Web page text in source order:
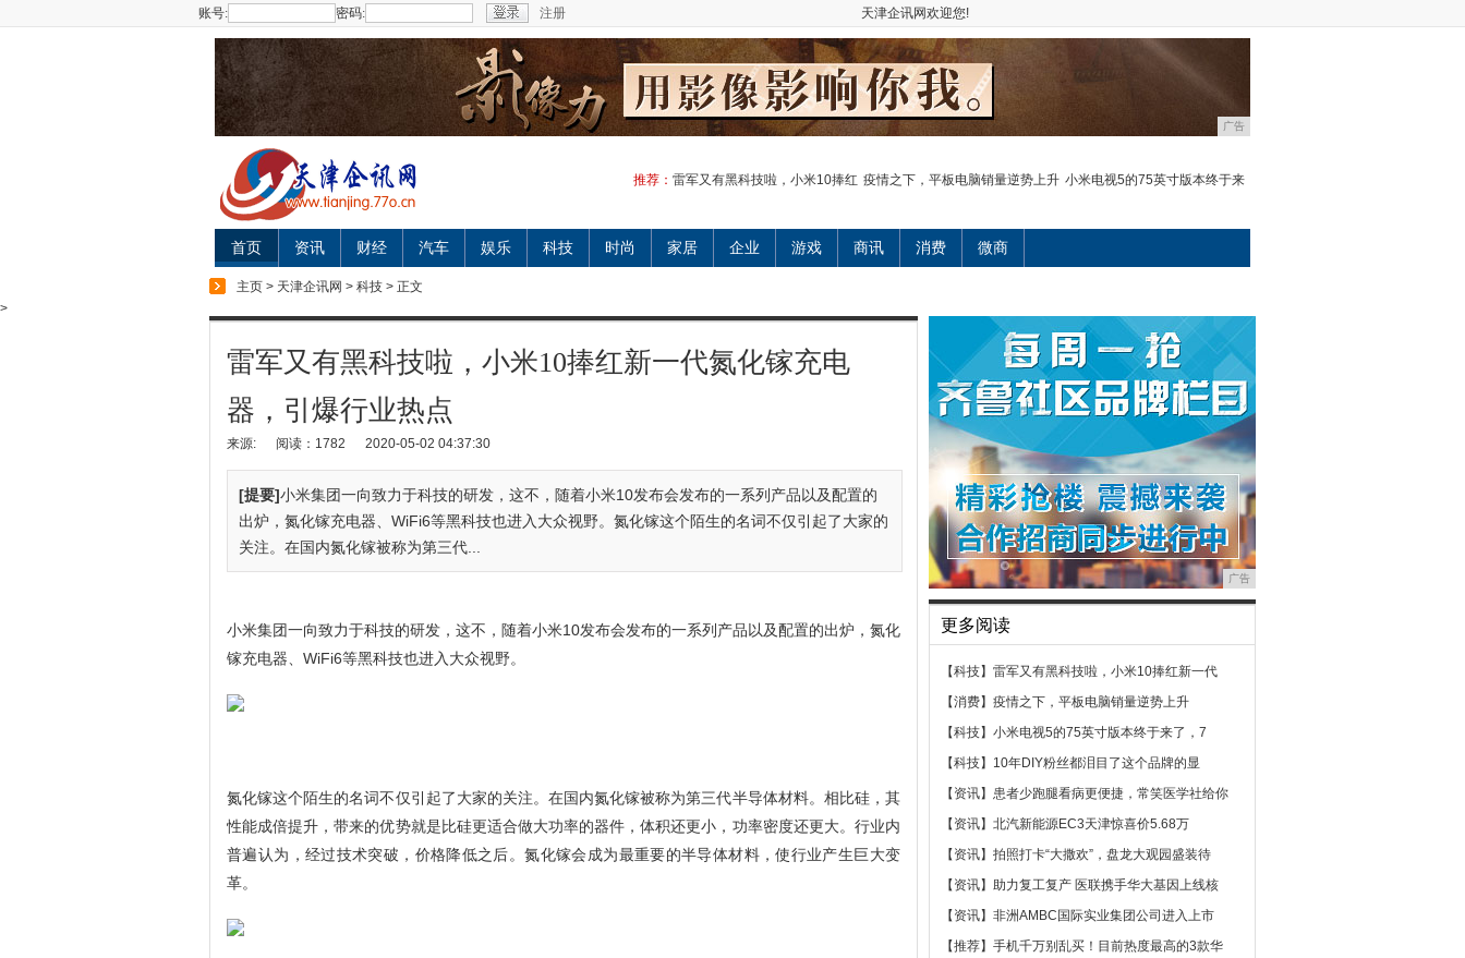
账号: 密码: 注册 天津企讯网欢迎您!
广告
推荐： 雷军又有黑科技啦，小米10捧红 疫情之下，平板电脑销量逆势上升 小米电视5的75英寸版本终于来
首页 资讯 财经 汽车 娱乐 科技 时尚 家居 企业 游戏 商讯 消费 微商
主页 > 天津企讯网 > 科技 > 正文
>
雷军又有黑科技啦，小米10捧红新一代氮化镓充电
器，引爆行业热点
来源: 阅读：1782 2020-05-02 04:37:30
[提要]小米集团一向致力于科技的研发，这不，随着小米10发布会发布的一系列产品以及配置的
出炉，氮化镓充电器、WiFi6等黑科技也进入大众视野。氮化镓这个陌生的名词不仅引起了大家的
关注。在国内氮化镓被称为第三代...
小米集团一向致力于科技的研发，这不，随着小米10发布会发布的一系列产品以及配置的出炉，氮化
镓充电器、WiFi6等黑科技也进入大众视野。
氮化镓这个陌生的名词不仅引起了大家的关注。在国内氮化镓被称为第三代半导体材料。相比硅，其
性能成倍提升，带来的优势就是比硅更适合做大功率的器件，体积还更小，功率密度还更大。行业内
普遍认为，经过技术突破，价格降低之后。氮化镓会成为最重要的半导体材料，使行业产生巨大变
革。
广告
更多阅读
【科技】 雷军又有黑科技啦，小米10捧红新一代
【消费】 疫情之下，平板电脑销量逆势上升
【科技】 小米电视5的75英寸版本终于来了，7
【科技】 10年DIY粉丝都泪目了这个品牌的显
【资讯】 患者少跑腿看病更便捷，常笑医学社给你
【资讯】 北汽新能源EC3天津惊喜价5.68万
【资讯】 拍照打卡“大撒欢”，盘龙大观园盛装待
【资讯】 助力复工复产 医联携手华大基因上线核
【资讯】 非洲AMBC国际实业集团公司进入上市
【推荐】 手机千万别乱买！目前热度最高的3款华